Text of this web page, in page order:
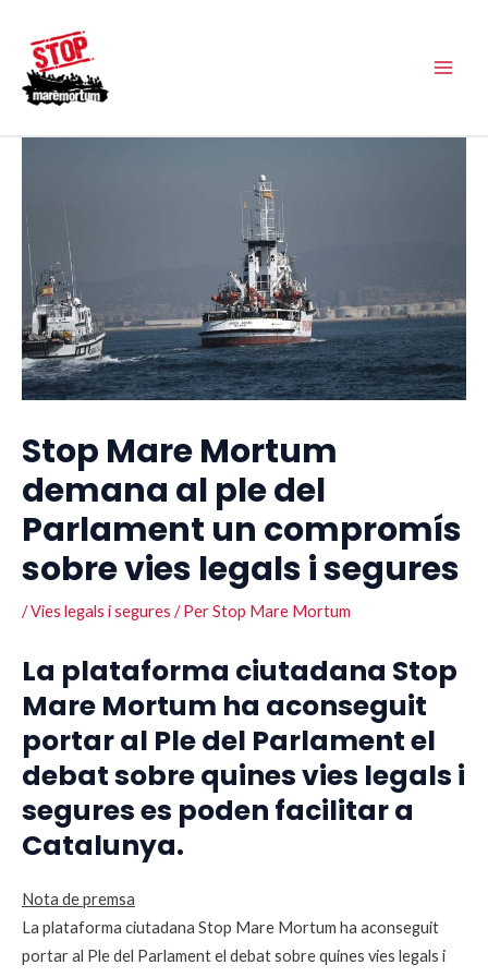
contingut
Stop Mare Mortum
demana al ple del
Parlament un compromís
sobre vies legals i segures
/Vies legals i segures / PerStop Mare Mortum
La plataforma ciutadana Stop
Mare Mortum ha aconseguit
portar al Ple del Parlament el
debat sobre quines vies legals i
segures es poden facilitar a
Catalunya.
Nota de premsa
La plataforma ciutadana Stop Mare Mortum ha aconseguit
portar al Ple del Parlament el debat sobre quines vies legals i